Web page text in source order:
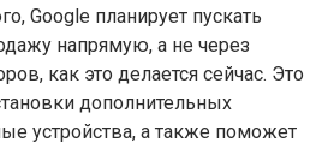
Google планирует пускать
напрямую, а не через
как это делается сейчас. Это
дополнительных
устройства, а также поможет